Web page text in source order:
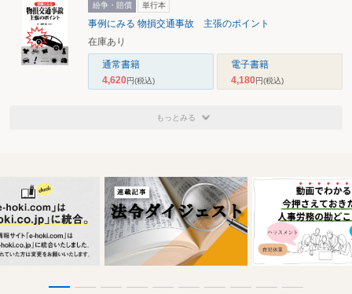
紛争・賠償 単行本
事例にみる 物損交通事故 主張のポイント
在庫あり
通常書籍
4,620円(税込)
電子書籍
4,180円(税込)
もっとみる